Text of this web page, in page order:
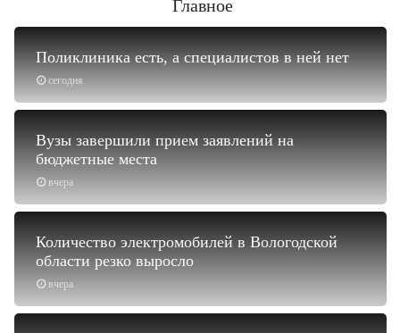
Главное
сегодня
Поликлиника есть, а специалистов в ней нет
вчера
Вузы завершили прием заявлений на
бюджетные места
вчера
Количество электромобилей в Вологодской
области резко выросло